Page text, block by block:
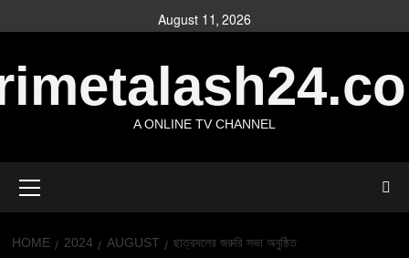
August 11, 2026
A ONLINE TV CHANNEL
HOME 2024 AUGUST ছাত্রদলের জরুরি সভা অনুষ্ঠিত